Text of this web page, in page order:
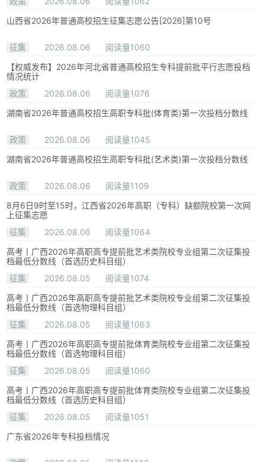
山西省2026年普通高校招生征集志愿公告[2026]第10号
征集 2026.08.06
阅读量1060
【权威发布】2026年河北省普通高校招生专科提前批平行志愿投档
情况统计
政策
2026.08.06
阅读量1076
湖南省2026年普通高校招生高职专科批(体育类)第一次投档分数线
政策 2026.08.06
阅读量1045
湖南省2026年普通高校招生高职专科批(艺术类)第一次投档分数线
政策 2026.08.06
阅读量1109
8月6日9时至15时，江西省2026年高职（专科）缺额院校第一次网
上征集志愿
征集
2026.08.06
阅读量1064
高考丨广西2026年高职高专提前批艺术类院校专业组第二次征集投
档最低分数线（首选历史科目组）
征集
2026.08.05
阅读量1074
高考丨广西2026年高职高专提前批艺术类院校专业组第二次征集投
档最低分数线（首选物理科目组）
征集
2026.08.05
阅读量1063
高考丨广西2026年高职高专提前批体育类院校专业组第二次征集投
档最低分数线（首选物理科目组）
征集
2026.08.05
阅读量1060
高考丨广西2026年高职高专提前批体育类院校专业组第二次征集投
档最低分数线（首选历史科目组）
征集
2026.08.05
阅读量1051
广东省2026年专科投档情况